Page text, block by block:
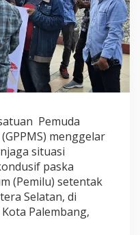
Pemuda
menggelar
situasi
paska
(Pemilu) setentak
Selatan, di
Palembang,